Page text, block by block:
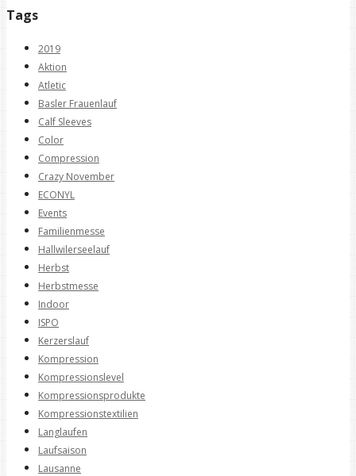
Tags
2019
Aktion
Atletic
Basler Frauenlauf
Calf Sleeves
Color
Compression
Crazy November
ECONYL
Events
Familienmesse
Hallwilerseelauf
Herbst
Herbstmesse
Indoor
ISPO
Kerzerslauf
Kompression
Kompressionslevel
Kompressionsprodukte
Kompressionstextilien
Langlaufen
Laufsaison
Lausanne